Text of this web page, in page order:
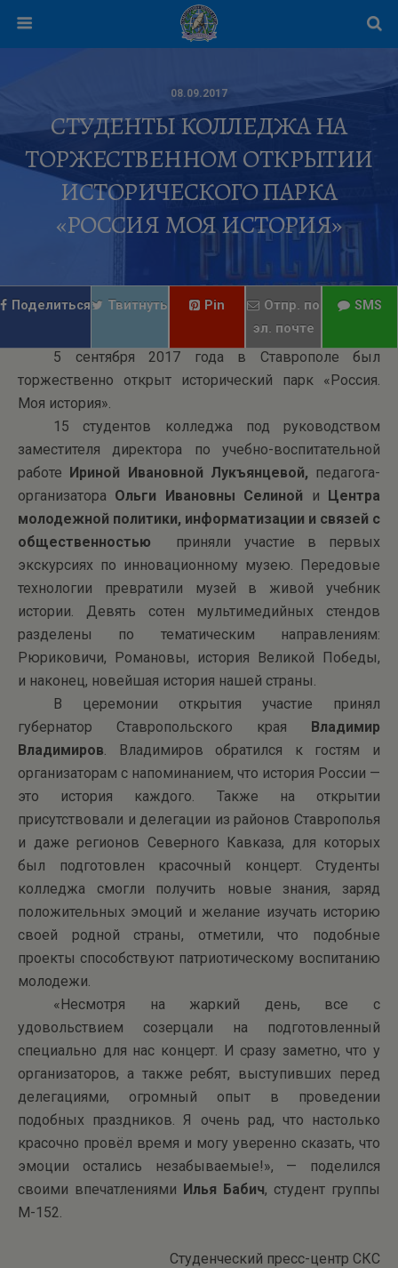
08.09.2017
СТУДЕНТЫ КОЛЛЕДЖА НА
ТОРЖЕСТВЕННОМ ОТКРЫТИИ
ИСТОРИЧЕСКОГО ПАРКА
«РОССИЯ МОЯ ИСТОРИЯ»
Поделиться Твитнуть Pin
Отпр. по
эл. почте
SMS
5 сентября 2017 года в Ставрополе был
торжественно открыт исторический парк «Россия.
Моя история».
15 студентов колледжа под руководством
заместителя директора по учебно-воспитательной
работе Ириной Ивановной Лукъянцевой, педагога-
организатора Ольги Ивановны Селиной и Центра
молодежной политики, информатизации и связей с
общественностью
приняли участие в первых
экскурсиях по инновационному музею. Передовые
технологии превратили музей в живой учебник
истории. Девять сотен мультимедийных стендов
разделены по тематическим направлениям:
Рюриковичи, Романовы, история Великой Победы,
и наконец, новейшая история нашей страны.
В церемонии открытия участие принял
губернатор Ставропольского края Владимир
Владимиров. Владимиров обратился к гостям и
организаторам с напоминанием, что история России —
это история каждого. Также на открытии
присутствовали и делегации из районов Ставрополья
и даже регионов Северного Кавказа, для которых
был подготовлен красочный концерт. Студенты
колледжа смогли получить новые знания, заряд
положительных эмоций и желание изучать историю
своей родной страны, отметили, что подобные
проекты способствуют патриотическому воспитанию
молодежи.
«Несмотря на жаркий день, все с
удовольствием созерцали на подготовленный
специально для нас концерт. И сразу заметно, что у
организаторов, а также ребят, выступивших перед
делегациями, огромный опыт в проведении
подобных праздников. Я очень рад, что настолько
красочно провёл время и могу уверенно сказать, что
эмоции остались незабываемые!», — поделился
своими впечатлениями Илья Бабич, студент группы
М-152.
Студенческий пресс-центр СКС